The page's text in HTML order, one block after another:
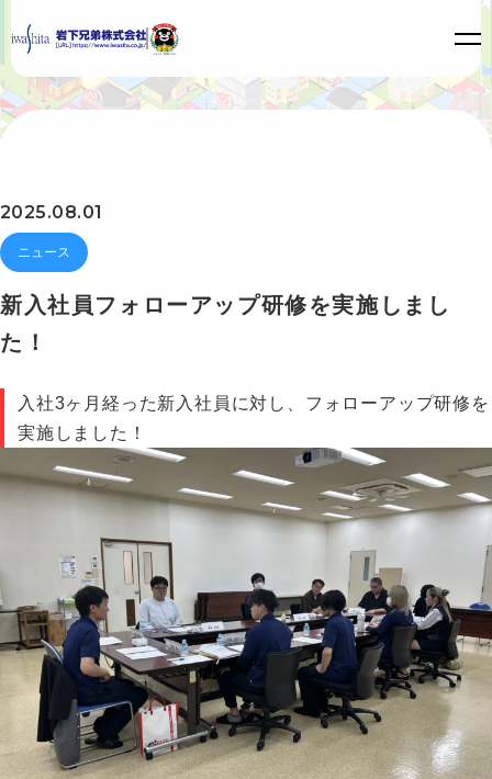
2025.08.01
ニュース
新入社員フォローアップ研修を実施しまし
た！
入社3ヶ月経った新入社員に対し、フォローアップ研修を
実施しました！